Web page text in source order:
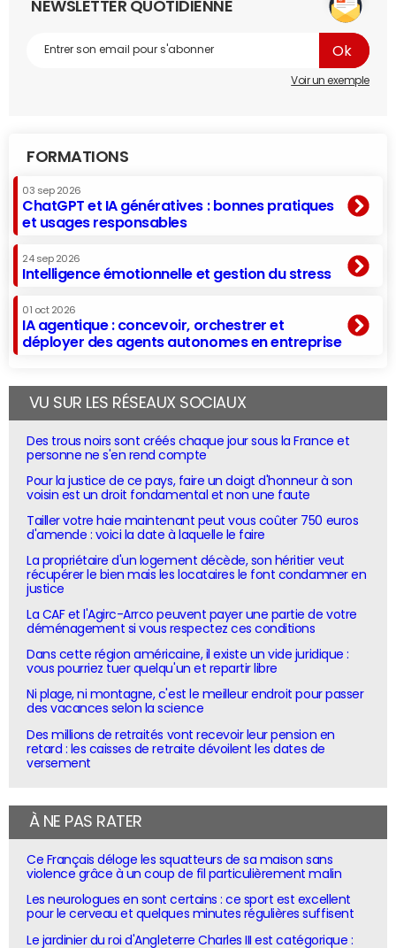
NEWSLETTER QUOTIDIENNE
Voir un exemple
FORMATIONS
03 sep 2026
ChatGPT et IA génératives : bonnes pratiques
et usages responsables
24 sep 2026
Intelligence émotionnelle et gestion du stress
01 oct 2026
IA agentique : concevoir, orchestrer et
déployer des agents autonomes en entreprise
VU SUR LES RÉSEAUX SOCIAUX
Des trous noirs sont créés chaque jour sous la France et
personne ne s'en rend compte
Pour la justice de ce pays, faire un doigt d'honneur à son
voisin est un droit fondamental et non une faute
Tailler votre haie maintenant peut vous coûter 750 euros
d'amende : voici la date à laquelle le faire
La propriétaire d'un logement décède, son héritier veut
récupérer le bien mais les locataires le font condamner en
justice
La CAF et l'Agirc-Arrco peuvent payer une partie de votre
déménagement si vous respectez ces conditions
Dans cette région américaine, il existe un vide juridique :
vous pourriez tuer quelqu'un et repartir libre
Ni plage, ni montagne, c'est le meilleur endroit pour passer
des vacances selon la science
Des millions de retraités vont recevoir leur pension en
retard : les caisses de retraite dévoilent les dates de
versement
À NE PAS RATER
Ce Français déloge les squatteurs de sa maison sans
violence grâce à un coup de fil particulièrement malin
Les neurologues en sont certains : ce sport est excellent
pour le cerveau et quelques minutes régulières suffisent
Le jardinier du roi d'Angleterre Charles III est catégorique :